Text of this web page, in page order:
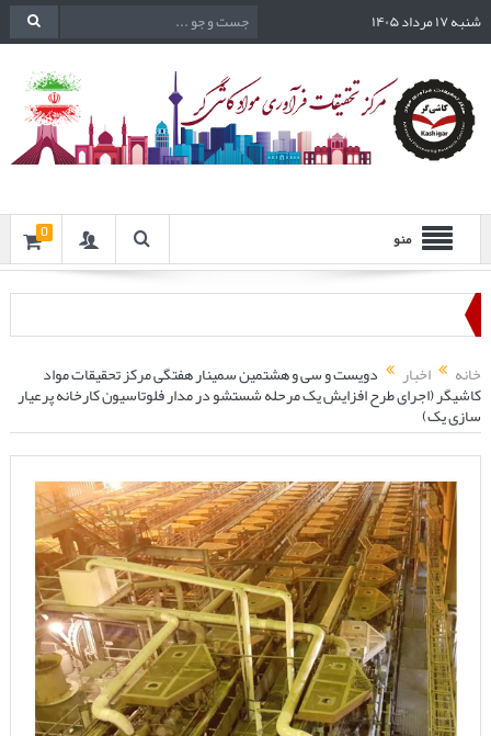
شنبه ۱۷ مرداد ۱۴۰۵
منو 0
خانه اخبار دویست و سی و هشتمین سمینار هفتگی مرکز تحقیقات مواد
کاشیگر (اجرای طرح افزایش یک مرحله شستشو در مدار فلوتاسیون کارخانه پرعیار
سازی یک)